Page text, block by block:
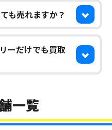
も売れますか？
ーだけでも買取
一覧